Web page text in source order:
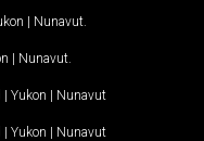
| Nunavut
| Nunavut
| Yukon | Nunavut
| Yukon | Nunavut